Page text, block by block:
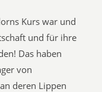
Kurs war und
und für ihre
Das haben
von
deren Lippen